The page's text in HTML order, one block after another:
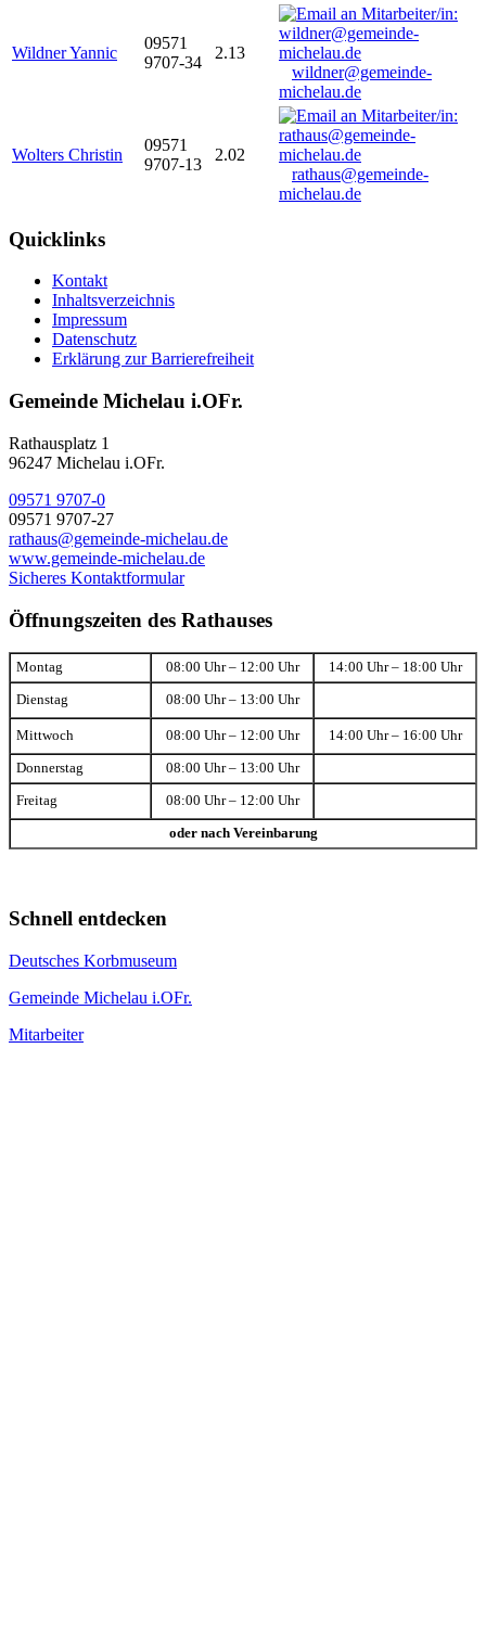
Wildner Yannic
09571
9707-34
2.13
wildner@gemeinde-
michelau.de
Wolters Christin
09571
9707-13
2.02
rathaus@gemeinde-
michelau.de
Quicklinks
Kontakt
Inhaltsverzeichnis
Impressum
Datenschutz
Erklärung zur Barrierefreiheit
Gemeinde Michelau i.OFr.
Rathausplatz 1
96247 Michelau i.OFr.
09571 9707-0
09571 9707-27
rathaus@gemeinde-michelau.de
www.gemeinde-michelau.de
Sicheres Kontaktformular
Öffnungszeiten des Rathauses
Montag 08:00 Uhr – 12:00 Uhr 14:00 Uhr – 18:00 Uhr
Dienstag 08:00 Uhr – 13:00 Uhr
Mittwoch 08:00 Uhr – 12:00 Uhr 14:00 Uhr – 16:00 Uhr
Donnerstag 08:00 Uhr – 13:00 Uhr
Freitag 08:00 Uhr – 12:00 Uhr
oder nach Vereinbarung
Schnell entdecken
Deutsches Korbmuseum
Gemeinde Michelau i.OFr.
Mitarbeiter